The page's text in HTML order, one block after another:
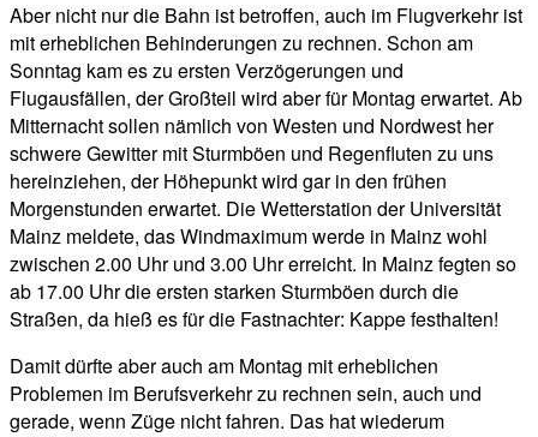
Aber nicht nur die Bahn ist betroffen, auch im Flugverkehr ist
mit erheblichen Behinderungen zu rechnen. Schon am
Sonntag kam es zu ersten Verzögerungen und
Flugausfällen, der Großteil wird aber für Montag erwartet. Ab
Mitternacht sollen nämlich von Westen und Nordwest her
schwere Gewitter mit Sturmböen und Regenfluten zu uns
hereinziehen, der Höhepunkt wird gar in den frühen
Morgenstunden erwartet. Die Wetterstation der Universität
Mainz meldete, das Windmaximum werde in Mainz wohl
zwischen 2.00 Uhr und 3.00 Uhr erreicht. In Mainz fegten so
ab 17.00 Uhr die ersten starken Sturmböen durch die
Straßen, da hieß es für die Fastnachter: Kappe festhalten!
Damit dürfte aber auch am Montag mit erheblichen
Problemen im Berufsverkehr zu rechnen sein, auch und
gerade, wenn Züge nicht fahren. Das hat wiederum